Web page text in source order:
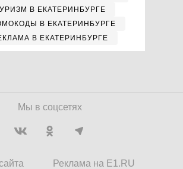
В ЕКАТЕРИНБУРГЕ
В ЕКАТЕРИНБУРГЕ
В ЕКАТЕРИНБУРГЕ
Мы в соцсетях
Реклама на E1.RU